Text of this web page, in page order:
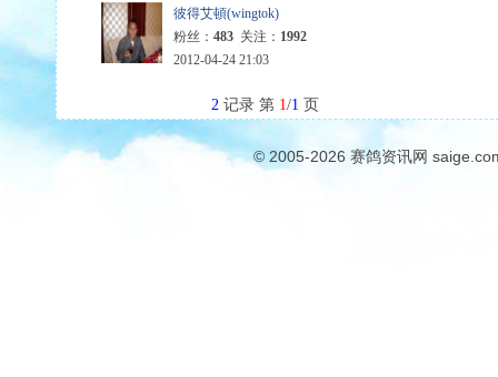
彼得艾頓(wingtok)
粉丝： 483 关注： 1992
2012-04-24 21:03
2 记录 第 1/1 页
© 2005-2026 赛鸽资讯网